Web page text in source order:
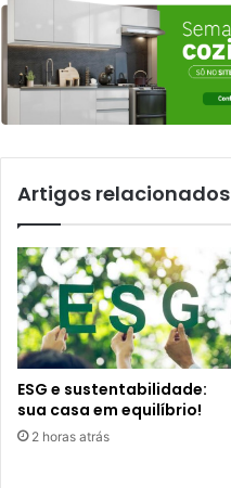
Artigos relacionados
ESG e sustentabilidade:
sua casa em equilíbrio!
2 horas atrás